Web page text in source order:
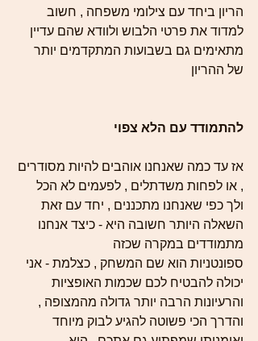
הריון ביחד עם צילומי משפחה , חשוב
למדוד את פרטי הלבוש ולוודא שהם עדיין
מתאימים גם בשבועות המתקדמים יותר
של ההריון
להתמודד עם הלא צפוי
אז עד כמה שאנחנו אוהבים להיות מסודרים
, או לפחות משדתלים , לפעמים לא הכל
ולך כפי שאנחנו מתכננים , יחד עם זאת
השאלה היותר חשובה היא - כיצד אנחנו
מתמודדים במקרה שכזה
ספונטניות הוא שם המשחק , כצלמת - אני
יכולה להבטיח לכם שכמות האופציות
והרעיונות הרבה יותר גדולה מהמצופה ,
והדרך הכי פשוטה להגיע לבוק מיוחד